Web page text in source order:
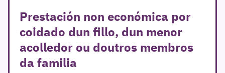
Prestación non económica por
coidado dun fillo, dun menor
acolledor ou doutros membros
da familia